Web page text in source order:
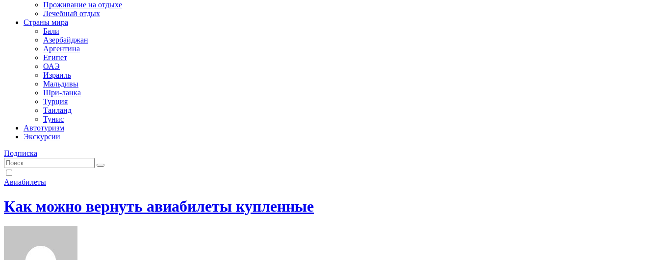
Проживание на отдыхе
Лечебный отдых
Страны мира
Бали
Азербайджан
Аргентина
Египет
ОАЭ
Израиль
Мальдивы
Шри-ланка
Турция
Таиланд
Тунис
Автотуризм
Экскурсии
Подписка
Авиабилеты
Как можно вернуть авиабилеты купленные